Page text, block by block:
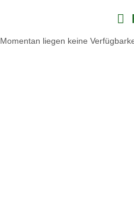
Momentan liegen keine